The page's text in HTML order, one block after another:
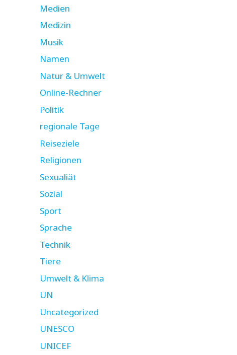
Medien
Medizin
Musik
Namen
Natur & Umwelt
Online-Rechner
Politik
regionale Tage
Reiseziele
Religionen
Sexualiät
Sozial
Sport
Sprache
Technik
Tiere
Umwelt & Klima
UN
Uncategorized
UNESCO
UNICEF